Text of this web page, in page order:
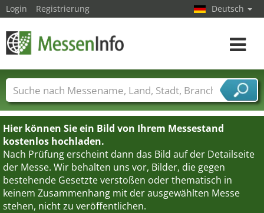
Hier können Sie ein Bild von Ihrem Messestand
kostenlos hochladen.
Nach Prüfung erscheint dann das Bild auf der Detailseite
der Messe. Wir behalten uns vor, Bilder, die gegen
bestehende Gesetzte verstoßen oder thematisch in
keinem Zusammenhang mit der ausgewählten Messe
stehen, nicht zu veröffentlichen.
Login Registrierung Deutsch
Toggle
Messenamen Länder Städte
Branchen
Dienstleisterbranchen